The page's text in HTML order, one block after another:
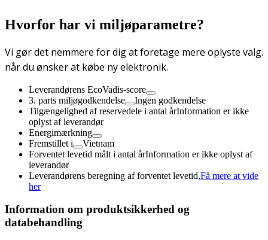
Hvorfor har vi miljøparametre?
Vi gør det nemmere for dig at foretage mere oplyste valg.
når du ønsker at købe ny elektronik.
Leverandørens EcoVadis-score
3. parts miljøgodkendelse
Ingen godkendelse
Tilgængelighed af reservedele i antal årInformation er ikke
oplyst af leverandør
Energimærkning
Fremstillet i
Vietnam
Forventet levetid målt i antal årInformation er ikke oplyst af
leverandør
Leverandørens beregning af forventet levetid,Få mere at vide
her
Information om produktsikkerhed og
databehandling